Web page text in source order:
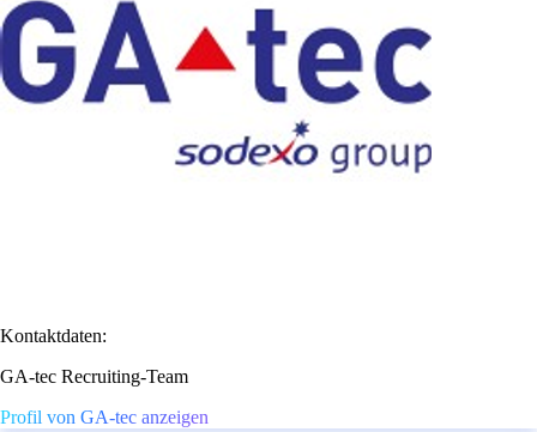
Kontaktdaten:
GA-tec Recruiting-Team
Profil von GA-tec anzeigen